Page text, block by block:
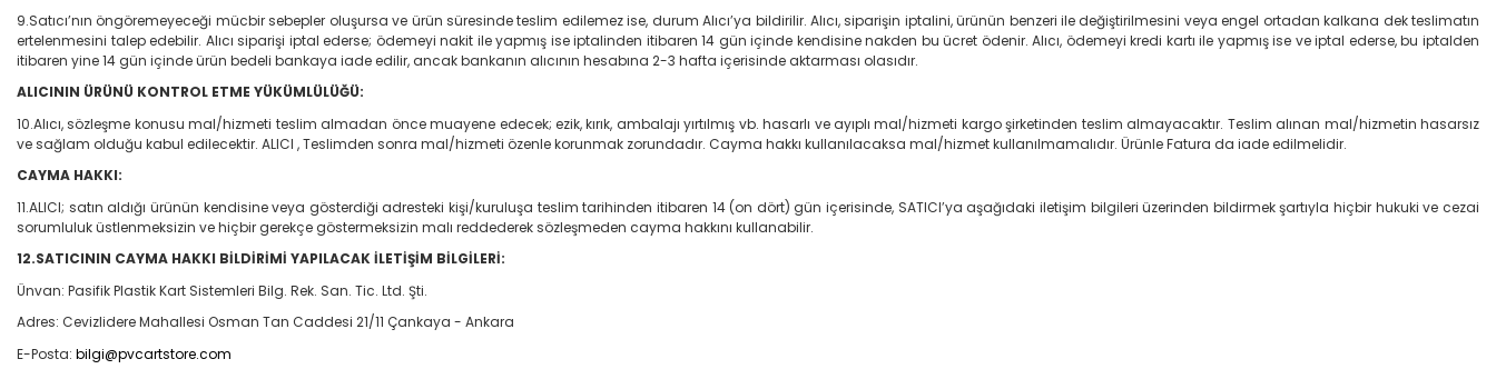
9.Satıcı’nın öngöremeyeceği mücbir sebepler oluşursa ve ürün süresinde teslim edilemez ise, durum Alıcı’ya bildirilir. Alıcı, siparişin iptalini, ürünün benzeri ile değiştirilmesini veya engel ortadan kalkana dek teslimatın
ertelenmesini talep edebilir. Alıcı siparişi iptal ederse; ödemeyi nakit ile yapmış ise iptalinden itibaren 14 gün içinde kendisine nakden bu ücret ödenir. Alıcı, ödemeyi kredi kartı ile yapmış ise ve iptal ederse, bu iptalden
itibaren yine 14 gün içinde ürün bedeli bankaya iade edilir, ancak bankanın alıcının hesabına 2-3 hafta içerisinde aktarması olasıdır.
ALICININ ÜRÜNÜ KONTROL ETME YÜKÜMLÜLÜĞÜ:
10.Alıcı, sözleşme konusu mal/hizmeti teslim almadan önce muayene edecek; ezik, kırık, ambalajı yırtılmış vb. hasarlı ve ayıplı mal/hizmeti kargo şirketinden teslim almayacaktır. Teslim alınan mal/hizmetin hasarsız
ve sağlam olduğu kabul edilecektir. ALICI , Teslimden sonra mal/hizmeti özenle korunmak zorundadır. Cayma hakkı kullanılacaksa mal/hizmet kullanılmamalıdır. Ürünle Fatura da iade edilmelidir.
CAYMA HAKKI:
11.ALICI; satın aldığı ürünün kendisine veya gösterdiği adresteki kişi/kuruluşa teslim tarihinden itibaren 14 (on dört) gün içerisinde, SATICI’ya aşağıdaki iletişim bilgileri üzerinden bildirmek şartıyla hiçbir hukuki ve cezai
sorumluluk üstlenmeksizin ve hiçbir gerekçe göstermeksizin malı reddederek sözleşmeden cayma hakkını kullanabilir.
12.SATICININ CAYMA HAKKI BİLDİRİMİ YAPILACAK İLETİŞİM BİLGİLERİ:
Ünvan: Pasifik Plastik Kart Sistemleri Bilg. Rek. San. Tic. Ltd. Şti.
Adres: Cevizlidere Mahallesi Osman Tan Caddesi 21/11 Çankaya - Ankara
E-Posta: bilgi@pvcartstore.com